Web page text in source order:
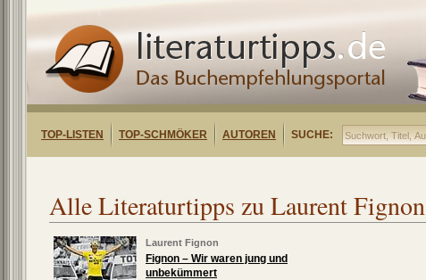
TOP-LISTEN TOP-SCHMÖKER AUTOREN SUCHE:
Alle Literaturtipps zu Laurent Fignon
Laurent Fignon
Fignon – Wir waren jung und
unbekümmert